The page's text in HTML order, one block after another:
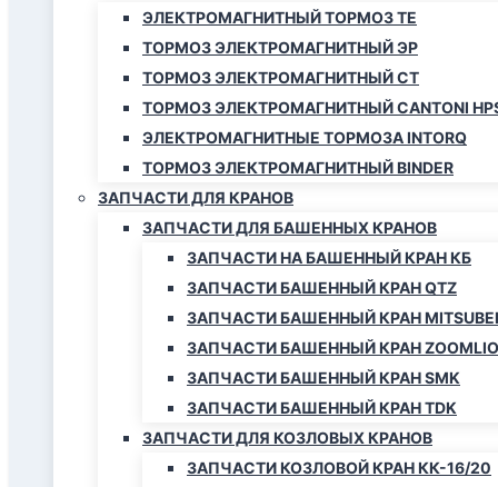
ЭЛЕКТРОМАГНИТНЫЙ ТОРМОЗ ТЕ
ТОРМОЗ ЭЛЕКТРОМАГНИТНЫЙ ЭР
ТОРМОЗ ЭЛЕКТРОМАГНИТНЫЙ СТ
ТОРМОЗ ЭЛЕКТРОМАГНИТНЫЙ CANTONI
ЭЛЕКТРОМАГНИТНЫЕ ТОРМОЗА INTORQ
ТОРМОЗ ЭЛЕКТРОМАГНИТНЫЙ BINDER
ЗАПЧАСТИ ДЛЯ КРАНОВ
ЗАПЧАСТИ ДЛЯ БАШЕННЫХ КРАНОВ
ЗАПЧАСТИ НА БАШЕННЫЙ КРАН КБ
ЗАПЧАСТИ БАШЕННЫЙ КРАН QTZ
ЗАПЧАСТИ БАШЕННЫЙ КРАН
ЗАПЧАСТИ БАШЕННЫЙ КРАН
ЗАПЧАСТИ БАШЕННЫЙ КРАН SMK
ЗАПЧАСТИ БАШЕННЫЙ КРАН TDK
ЗАПЧАСТИ ДЛЯ КОЗЛОВЫХ КРАНОВ
ЗАПЧАСТИ КОЗЛОВОЙ КРАН КК-16/20